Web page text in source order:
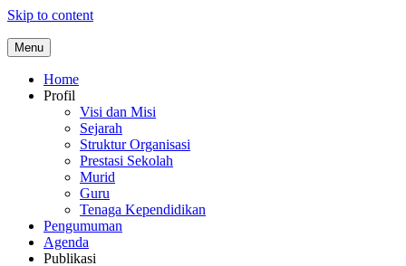
Skip to content
Menu
Home
Profil
Visi dan Misi
Sejarah
Struktur Organisasi
Prestasi Sekolah
Murid
Guru
Tenaga Kependidikan
Pengumuman
Agenda
Publikasi